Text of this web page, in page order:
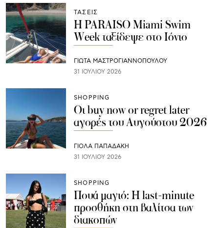
ΤΑΣΕΙΣ
H PARAISO Miami Swim
Week ταξίδεψε στο Ιόνιο
ΓΙΩΤΑ ΜΑΣΤΡΟΓΙΑΝΝΟΠΟΥΛΟΥ
31 ΙΟΥΛΊΟΥ 2026
SHOPPING
Οι buy now or regret later
αγορές του Αυγούστου 2026
ΓΙΌΛΑ ΠΑΠΑΔΆΚΗ
31 ΙΟΥΛΊΟΥ 2026
SHOPPING
Πουά μαγιό: Η last-minute
προσθήκη στη βαλίτσα των
διακοπών